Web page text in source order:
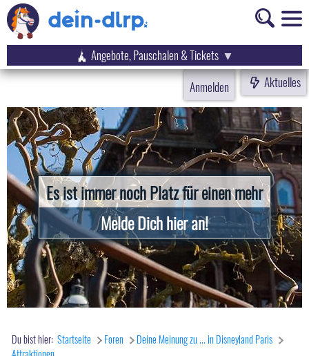
Angebote, Pauschalen & Tickets
Anmelden
Aktuelles
Es ist immer noch Platz für einen mehr
Melde Dich hier an!
Du bist hier: Startseite Foren
Deine Meinung zu ... in Disneyland Paris